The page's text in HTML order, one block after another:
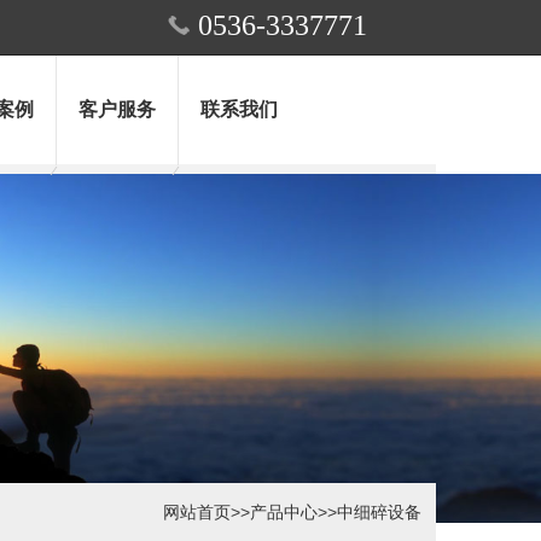
0536-3337771
例 客户服务 联系我们
网站首页>>产品中心>>中细碎设备